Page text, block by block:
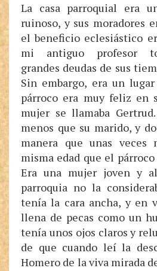
La casa parroquial era
ruinoso, y sus moradores
el beneficio eclesiástico
mi antiguo profesor
grandes deudas de sus
Sin embargo, era un
párroco era muy feliz en
mujer se llamaba
menos que su marido, y
manera que unas
misma edad que el
Era una mujer joven y
parroquia no la
tenía la cara ancha, y en
llena de pecas como un
tenía unos ojos claros y
de que cuando leí la
Homero de la viva mirada